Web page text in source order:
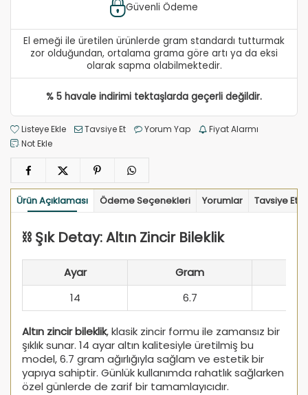
Güvenli Ödeme
El emeği ile üretilen ürünlerde gram standardı tutturmak
zor olduğundan, ortalama grama göre artı ya da eksi
olarak sapma olabilmektedir.
% 5 havale indirimi tektaşlarda geçerli değildir.
Listeye Ekle Tavsiye Et Yorum Yap
Fiyat Alarmı
Not Ekle
Ürün Açıklaması Ödeme Seçenekleri Yorumlar Tavsiye Et
⛓️ Şık Detay: Altın Zincir Bileklik
Ayar
Gram
14
6.7
Altın zincir bileklik, klasik zincir formu ile zamansız bir
şıklık sunar. 14 ayar altın kalitesiyle üretilmiş bu
model, 6.7 gram ağırlığıyla sağlam ve estetik bir
yapıya sahiptir. Günlük kullanımda rahatlık sağlarken
özel günlerde de zarif bir tamamlayıcıdır.